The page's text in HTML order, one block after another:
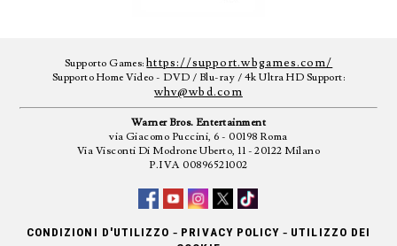
Supporto Games:https://support.wbgames.com/
Supporto Home Video - DVD / Blu-ray / 4k Ultra HD Support:
whv@wbd.com
Warner Bros. Entertainment
via Giacomo Puccini, 6 - 00198 Roma
Via Visconti Di Modrone Uberto, 11 - 20122 Milano
P.IVA 00896521002
CONDIZIONI D'UTILIZZO - PRIVACY POLICY - UTILIZZO DEI